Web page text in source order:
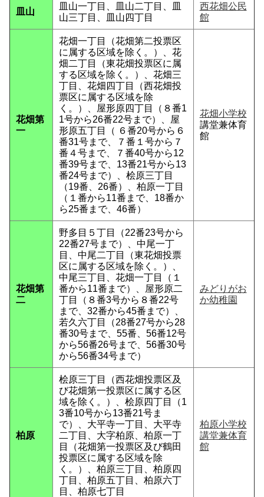
皿山
皿山一丁目、皿山二丁目、皿
山三丁目、皿山四丁目
西花畑公民
館
花畑第
一
花畑一丁目（花畑第二投票区
に属する区域を除く。）、花
畑二丁目（東花畑投票区に属
する区域を除く。）、花畑三
丁目、花畑四丁目（西花畑投
票区に属する区域を除
く。）、屋形原四丁目（８番1
1号から26番22号まで）、屋
形原五丁目（ ６番20号から６
番31号まで、７番１号から７
番４号まで、７番40号から12
番39号まで、13番21号から13
番24号まで）、桧原三丁目
（19番、26番）、柏原一丁目
（１番から11番まで、18番か
ら25番まで、46番）
花畑小学校
講堂兼体育
館
花畑第
二
野多目５丁目（22番23号から
22番27号まで）、中尾一丁
目、中尾二丁目（東花畑投票
区に属する区域を除く。）、
中尾三丁目、花畑一丁目（１
番から11番まで）、屋形原二
丁目（８番3号から８番22号
まで、32番から45番まで）、
若久六丁目（28番27号から28
番30号まで、55番、56番12号
から56番26号まで、56番30号
から56番34号まで）
みどりがお
か幼稚園
柏原
桧原三丁目（西花畑投票区及
び花畑第一投票区に属する区
域を除く。）、桧原四丁目（1
3番10号から13番21号ま
で）、大平寺一丁目、大平寺
二丁目、大字柏原、柏原一丁
目（花畑第一投票区及び鶴田
投票区に属する区域を除
く。）、柏原三丁目、柏原四
丁目、柏原五丁目、柏原六丁
目、柏原七丁目
柏原小学校
講堂兼体育
館